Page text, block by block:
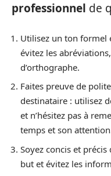
professionnel de
Utilisez un ton formel
évitez les
d’orthographe.
Faites preuve de
destinataire : utilisez
et n’hésitez pas à
temps et son
Soyez concis et
but et évitez les